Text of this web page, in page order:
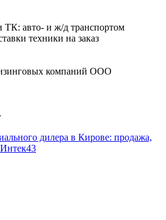
ТК: авто- и ж/д транспортом
техники на заказ
компаний ООО